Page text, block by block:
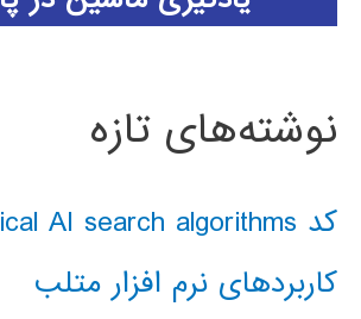
نوشته‌های تازه
کد classical AI search algorithms
کاربردهای نرم افزار متلب